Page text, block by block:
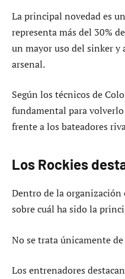
La principal novedad es
representa más del 30%
un mayor uso del sinker y
arsenal.
Según los técnicos de
fundamental para
frente a los bateadores
Los Rockies
Dentro de la
sobre cuál ha sido la
No se trata únicamente
Los entrenadores